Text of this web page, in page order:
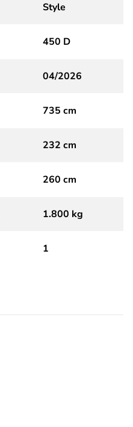
Style
450 D
04/2026
735 cm
232 cm
260 cm
1.800 kg
1